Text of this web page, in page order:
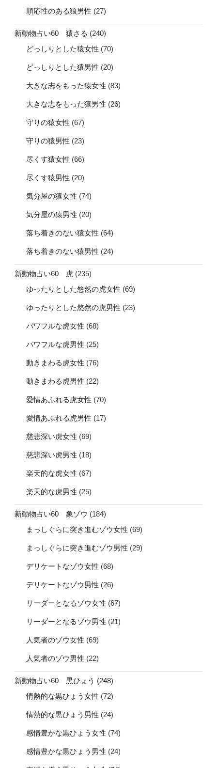
順応性のある狼男性 (27)
新動物占い60 猿さる (240)
どっしりとした猿女性 (70)
どっしりとした猿男性 (20)
大きな志をもった猿女性 (83)
大きな志をもった猿男性 (26)
守りの猿女性 (67)
守りの猿男性 (23)
尽くす猿女性 (66)
尽くす猿男性 (20)
気分屋の猿女性 (74)
気分屋の猿男性 (20)
落ち着きのない猿女性 (64)
落ち着きのない猿男性 (24)
新動物占い60 虎 (235)
ゆったりとした悠然の虎女性 (69)
ゆったりとした悠然の虎男性 (23)
パワフルな虎女性 (68)
パワフルな虎男性 (25)
動きまわる虎女性 (76)
動きまわる虎男性 (22)
愛情あふれる虎女性 (70)
愛情あふれる虎男性 (17)
慈悲深い虎女性 (69)
慈悲深い虎男性 (18)
楽天的な虎女性 (67)
楽天的な虎男性 (25)
新動物占い60 象ゾウ (184)
まっしぐらに突き進むゾウ女性 (69)
まっしぐらに突き進むゾウ男性 (29)
デリケートなゾウ女性 (68)
デリケートなゾウ男性 (26)
リーダーとなるゾウ女性 (67)
リーダーとなるゾウ男性 (21)
人気者のゾウ女性 (69)
人気者のゾウ男性 (22)
新動物占い60 黒ひょう (248)
情熱的な黒ひょう女性 (72)
情熱的な黒ひょう男性 (24)
感情豊かな黒ひょう女性 (74)
感情豊かな黒ひょう男性 (24)